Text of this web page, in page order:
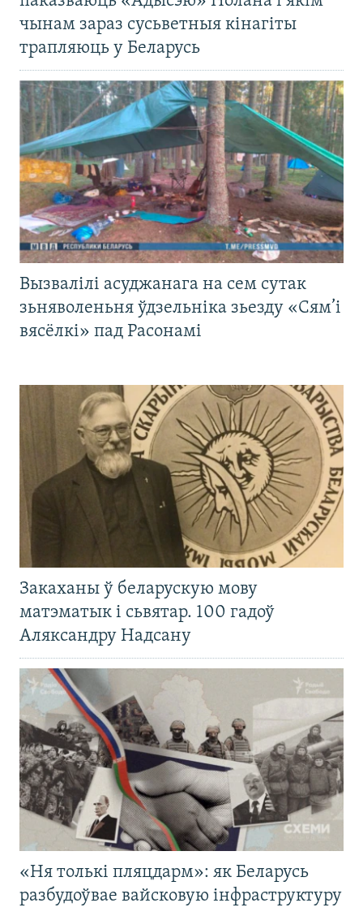
чынам зараз сусьветныя кінагіты
трапляюць у Беларусь
Вызвалілі асуджанага на сем сутак
зьняволеньня ўдзельніка зьезду «Сям’і
вясёлкі» пад Расонамі
Закаханы ў беларускую мову
матэматык і сьвятар. 100 гадоў
Аляксандру Надсану
«Ня толькі пляцдарм»: як Беларусь
разбудоўвае вайсковую інфраструктуру